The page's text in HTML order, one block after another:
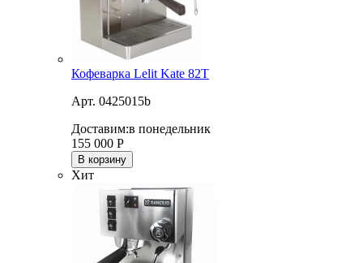
Кофеварка Lelit Kate 82T
Арт. 0425015b
Доставим:в понедельник
155 000 Р
В корзину
Хит